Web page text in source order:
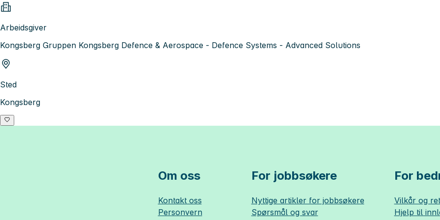
Arbeidsgiver
Kongsberg Gruppen Kongsberg Defence & Aerospace - Defence Systems - Advanced Solutions
Sted
Kongsberg
Om oss
Kontakt oss
Personvern
For jobbsøkere
Nyttige artikler for jobbsøkere
Spørsmål og svar
For
Vilkår og
Hjelp til